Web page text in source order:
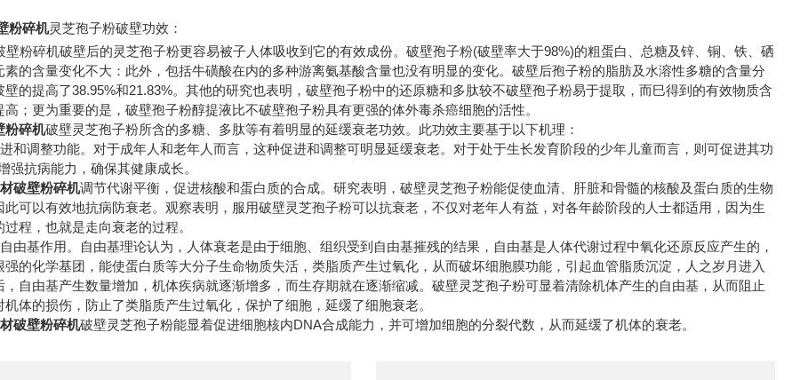
粉碎机灵芝孢子粉破壁功效：
粉碎机破壁后的灵芝孢子粉更容易被子人体吸收到它的有效成份。破壁孢子粉(破壁率大于98%)的粗蛋白、总糖及锌、铜、铁、硒
素的含量变化不大：此外，包括牛磺酸在内的多种游离氨基酸含量也没有明显的变化。破壁后孢子粉的脂肪及水溶性多糖的含量分
壁的提高了38.95%和21.83%。其他的研究也表明，破壁孢子粉中的还原糖和多肽较不破壁孢子粉易于提取，而巳得到的有效物质含
高；更为重要的是，破壁孢子粉醇提液比不破壁孢子粉具有更强的体外毒杀癌细胞的活性。
粉碎机破壁灵芝孢子粉所含的多糖、多肽等有着明显的延缓衰老功效。此功效主要基于以下机理：
和调整功能。对于成年人和老年人而言，这种促进和调整可明显延缓衰老。对于处于生长发育阶段的少年儿童而言，则可促进其功
强抗病能力，确保其健康成长。
破壁粉碎机调节代谢平衡，促进核酸和蛋白质的合成。研究表明，破壁灵芝孢子粉能促使血清、肝脏和骨髓的核酸及蛋白质的生物
此可以有效地抗病防衰老。观察表明，服用破壁灵芝孢子粉可以抗衰老，不仅对老年人有益，对各年龄阶段的人士都适用，因为生
过程，也就是走向衰老的过程。
由基作用。自由基理论认为，人体衰老是由于细胞、组织受到自由基摧残的结果，自由基是人体代谢过程中氧化还原反应产生的，
强的化学基团，能使蛋白质等大分子生命物质失活，类脂质产生过氧化，从而破坏细胞膜功能，引起血管脂质沉淀，人之岁月进入
，自由基产生数量增加，机体疾病就逐渐增多，而生存期就在逐渐缩减。破壁灵芝孢子粉可显着清除机体产生的自由基，从而阻止
机体的损伤，防止了类脂质产生过氧化，保护了细胞，延缓了细胞衰老。
破壁粉碎机破壁灵芝孢子粉能显着促进细胞核内DNA合成能力，并可增加细胞的分裂代数，从而延缓了机体的衰老。